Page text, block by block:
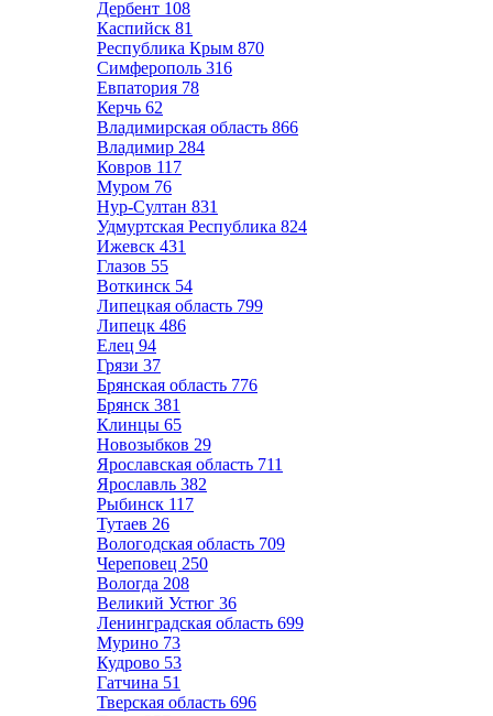
Дербент 108
Каспийск 81
Республика Крым 870
Симферополь 316
Евпатория 78
Керчь 62
Владимирская область 866
Владимир 284
Ковров 117
Муром 76
Нур-Султан 831
Удмуртская Республика 824
Ижевск 431
Глазов 55
Воткинск 54
Липецкая область 799
Липецк 486
Елец 94
Грязи 37
Брянская область 776
Брянск 381
Клинцы 65
Новозыбков 29
Ярославская область 711
Ярославль 382
Рыбинск 117
Тутаев 26
Вологодская область 709
Череповец 250
Вологда 208
Великий Устюг 36
Ленинградская область 699
Мурино 73
Кудрово 53
Гатчина 51
Тверская область 696